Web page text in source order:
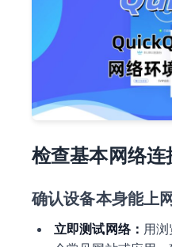
检查基本网络连
确认设备本身能上网
立即测试网络： 用